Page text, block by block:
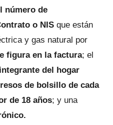
número de
o NIS que están
y gas natural por
figura en la factura; el
del hogar
de bolsillo de cada
de 18 años; y una